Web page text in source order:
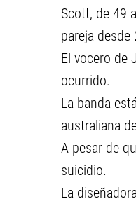
Scott, de 49
pareja desde
El vocero de
ocurrido.
La banda
australiana
A pesar de
suicidio.
La